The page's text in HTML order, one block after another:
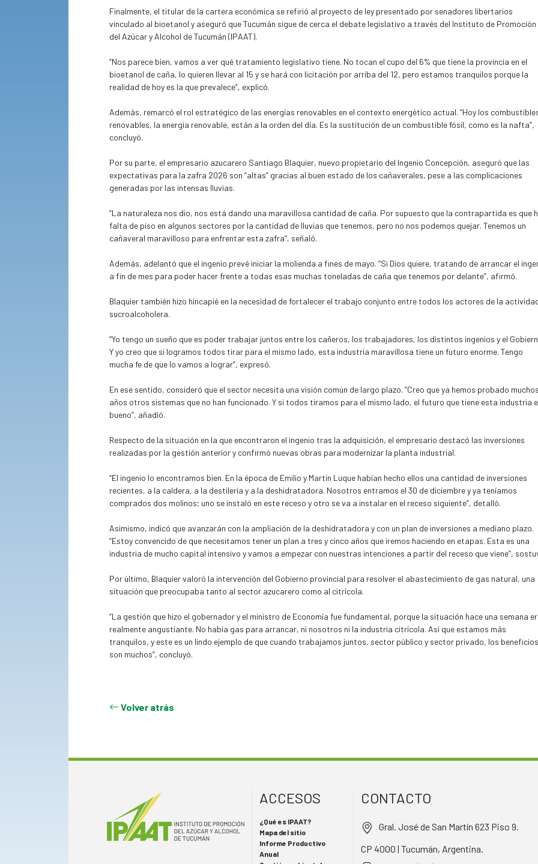
Finalmente, el titular de la cartera económica se refirió al proyecto de ley presentado por senadores libertarios
vinculado al bioetanol y aseguró que Tucumán sigue de cerca el debate legislativo a través del Instituto de Promoción
del Azúcar y Alcohol de Tucumán (IPAAT).
“Nos parece bien, vamos a ver qué tratamiento legislativo tiene. No tocan el cupo del 6% que tiene la provincia en el
bioetanol de caña, lo quieren llevar al 15 y se hará con licitación por arriba del 12, pero estamos tranquilos porque la
realidad de hoy es la que prevalece”, explicó.
Además, remarcó el rol estratégico de las energías renovables en el contexto energético actual. “Hoy los combustibles
renovables, la energía renovable, están a la orden del día. Es la sustitución de un combustible fósil, como es la nafta”,
concluyó.
Por su parte, el empresario azucarero Santiago Blaquier, nuevo propietario del Ingenio Concepción, aseguró que las
expectativas para la zafra 2026 son “altas” gracias al buen estado de los cañaverales, pese a las complicaciones
generadas por las intensas lluvias.
“La naturaleza nos dio, nos está dando una maravillosa cantidad de caña. Por supuesto que la contrapartida es que
falta de piso en algunos sectores por la cantidad de lluvias que tenemos, pero no nos podemos quejar. Tenemos un
cañaveral maravilloso para enfrentar esta zafra”, señaló.
Además, adelantó que el ingenio prevé iniciar la molienda a fines de mayo. “Si Dios quiere, tratando de arrancar el
a fin de mes para poder hacer frente a todas esas muchas toneladas de caña que tenemos por delante”, afirmó.
Blaquier también hizo hincapié en la necesidad de fortalecer el trabajo conjunto entre todos los actores de la actividad
“Yo tengo un sueño que es poder trabajar juntos entre los cañeros, los trabajadores, los distintos ingenios y el
Y yo creo que si logramos todos tirar para el mismo lado, esta industria maravillosa tiene un futuro enorme. Tengo
mucha fe de que lo vamos a lograr”, expresó.
En ese sentido, consideró que el sector necesita una visión común de largo plazo. “Creo que ya hemos probado muchos
años otros sistemas que no han funcionado. Y si todos tiramos para el mismo lado, el futuro que tiene esta industria es
Respecto de la situación en la que encontraron el ingenio tras la adquisición, el empresario destacó las inversiones
realizadas por la gestión anterior y confirmó nuevas obras para modernizar la planta industrial.
“El ingenio lo encontramos bien. En la época de Emilio y Martín Luque habían hecho ellos una cantidad de inversiones
recientes, a la caldera, a la destilería y a la deshidratadora. Nosotros entramos el 30 de diciembre y ya teníamos
comprados dos molinos; uno se instaló en este receso y otro se va a instalar en el receso siguiente”, detalló.
Asimismo, indicó que avanzarán con la ampliación de la deshidratadora y con un plan de inversiones a mediano plazo.
“Estoy convencido de que necesitamos tener un plan a tres y cinco años que iremos haciendo en etapas. Esta es una
industria de mucho capital intensivo y vamos a empezar con nuestras intenciones a partir del receso que viene”,
Por último, Blaquier valoró la intervención del Gobierno provincial para resolver el abastecimiento de gas natural, una
situación que preocupaba tanto al sector azucarero como al citrícola.
“La gestión que hizo el gobernador y el ministro de Economía fue fundamental, porque la situación hace una semana era
realmente angustiante. No había gas para arrancar, ni nosotros ni la industria citrícola. Así que estamos más
tranquilos, y este es un lindo ejemplo de que cuando trabajamos juntos, sector público y sector privado, los beneficios
son muchos”, concluyó.
ACCESOS
¿Qué es IPAAT?
Mapa del sitio
Informe Productivo
Anual
CONTACTO
CP 4000 | Tucumán, Argentina.